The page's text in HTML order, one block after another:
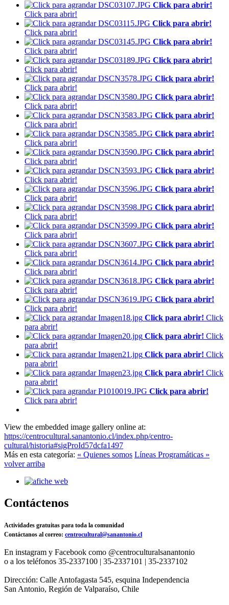
Click para abrir!
Click para abrir!
Click para abrir!
Click para abrir!
Click para abrir!
Click para abrir!
Click para abrir!
Click para abrir!
Click para abrir!
Click para abrir!
Click para abrir!
Click para abrir!
Click para abrir!
Click para abrir!
Click para abrir!
Click para abrir!
Click para abrir!
Click para abrir!
Click para abrir!
Click para abrir!
Click para abrir!
Click para abrir!
Click para abrir!
Click para abrir!
Click para abrir!
Click para abrir!
Click para abrir!
Click para abrir!
Click para abrir!
Click para abrir!
Click para abrir!
Click para abrir!
Click para abrir!
Click para abrir!
Click para abrir! Click
para abrir!
Click para abrir! Click
para abrir!
Click para abrir! Click
para abrir!
Click para abrir! Click
para abrir!
Click para abrir!
Click para abrir!
View the embedded image gallery online at:
https://centrocultural.sanantonio.cl/index.php/centro-
cultural/historia#sigProId57dcfa1497
Más en esta categoría: « Quienes somos Líneas Programáticas »
volver arriba
Contáctenos
Actividades gratuitas para toda la comunidad
Contáctanos al correo: centrocultural@sanantonio.cl
En instagram y Facebook como @centroculturalsanantonio
o a los teléfonos 35-2337100 | 35-2337101 | 35-2337102
Dirección: Calle Antofagasta 545, esquina Independencia
San Antonio, Región de Valparaíso, Chile